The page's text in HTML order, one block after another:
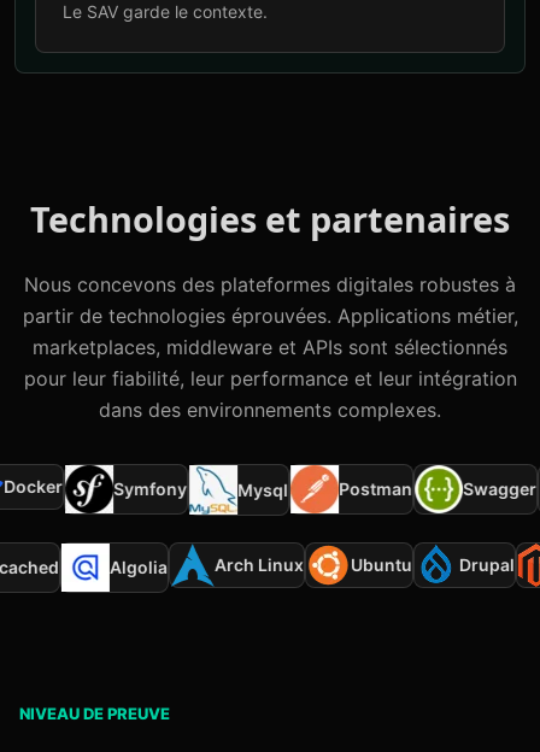
Le SAV garde le contexte.
Technologies et partenaires
Nous concevons des plateformes digitales robustes à
partir de technologies éprouvées. Applications métier,
marketplaces, middleware et APIs sont sélectionnés
pour leur fiabilité, leur performance et leur intégration
dans des environnements complexes.
Symfony Mysql Postman Swagger
Algolia Arch Linux Ubuntu Drupal
NIVEAU DE PREUVE